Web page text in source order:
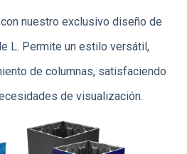
nuestro exclusivo diseño de
L. Permite un estilo versátil,
de columnas, satisfaciendo
de visualización.